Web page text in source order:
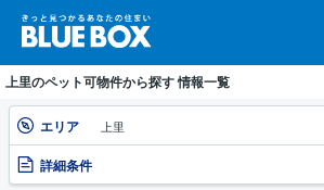
上里のペット可物件から探す 情報一覧
エリア 上里
詳細条件